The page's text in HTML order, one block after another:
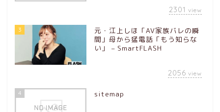
2301 view
3
元・江上しほ「AV家族バレの瞬
間」母から猛電話「もう知らな
い」 – SmartFLASH
2056 view
4 sitemap